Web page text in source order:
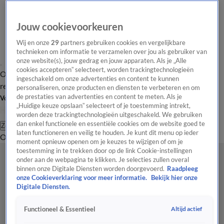
Overzicht Laatste nieuws Regionieuws Het beste van Hart
Tip de
redactie
Volg Hart van Nederland
Zoeken
OverzichtRegioUitzendingenWeerTip de redactiePanelVideo's
Jouw cookievoorkeuren
Wij en onze29 partners gebruiken cookies en vergelijkbare
technieken om informatie te verzamelen over jou als gebruiker van
onze website(s), jouw gedrag en jouw apparaten. Als je „Alle
cookies accepteren” selecteert, worden trackingtechnologieën
ingeschakeld om onze advertenties en content te kunnen
personaliseren, onze producten en diensten te verbeteren en om
de prestaties van advertenties en content te meten. Als je
„Huidige keuze opslaan” selecteert of je toestemming intrekt,
worden deze trackingtechnologieën uitgeschakeld. We gebruiken
dan enkel functionele en essentiële cookies om de website goed te
laten functioneren en veilig te houden. Je kunt dit menu op ieder
moment opnieuw openen om je keuzes te wijzigen of om je
toestemming in te trekken door op de link Cookie-instellingen
onder aan de webpagina te klikken. Je selecties zullen overal
binnen onze Digitale Diensten worden doorgevoerd. Raadpleeg
onze Cookieverklaring voor meer informatie.
Bekijk hier onze
Digitale Diensten.
Functioneel & Essentieel Altijd actief